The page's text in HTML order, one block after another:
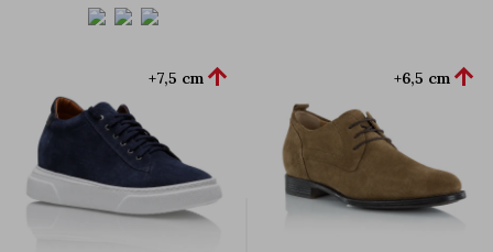
+7,5 cm  +6,5 cm 